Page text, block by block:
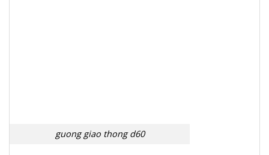
guong giao thong d60